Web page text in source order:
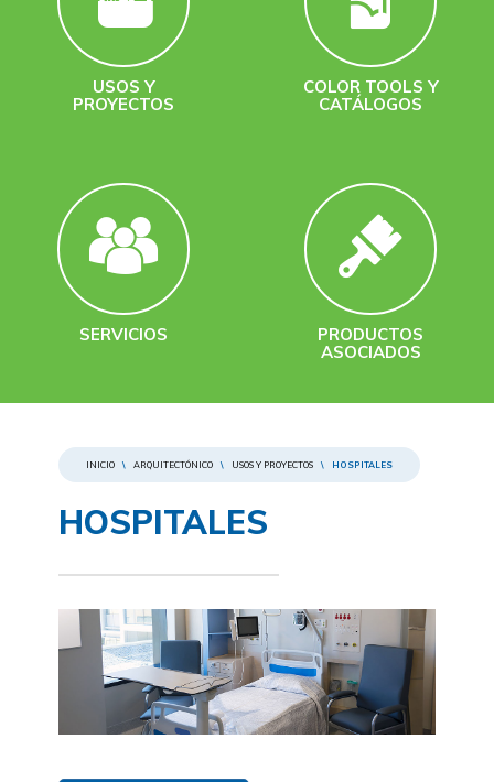
USOS Y
PROYECTOS
COLOR TOOLS Y
CATÁLOGOS
SERVICIOS
PRODUCTOS
ASOCIADOS
INICIO \ ARQUITECTÓNICO \ USOS Y PROYECTOS \ HOSPITALES
HOSPITALES